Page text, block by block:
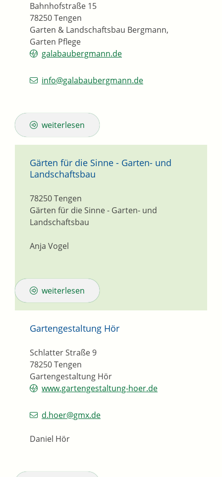
Garten & Landschaftsbau Bergmann,
Garten Pflege
Bahnhofstraße 15
78250Tengen
galabaubergmann.de
info@galabaubergmann.de
weiterlesen
Gärten für die Sinne - Garten- und
Landschaftsbau
Gärten für die Sinne - Garten- und
Landschaftsbau
78250Tengen
Anja Vogel
weiterlesen
Gartengestaltung Hör
Gartengestaltung Hör
Schlatter Straße 9
78250Tengen
www.gartengestaltung-hoer.de
d.hoer@gmx.de
Daniel Hör